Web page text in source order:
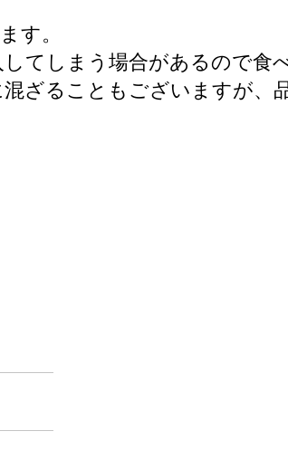
す。
てしまう場合があるので食
ざることもございますが、